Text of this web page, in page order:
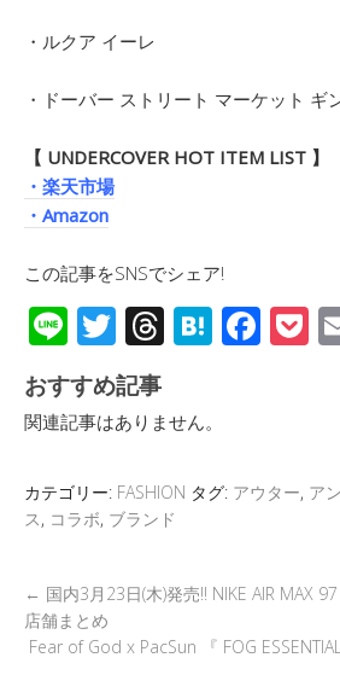
・ルクア イーレ
・ドーバー ストリート マーケット ギ
【 UNDERCOVER HOT ITEM LIST 】
・楽天市場
・Amazon
この記事をSNSでシェア!
Li
n
e
T
wi
tt
er
T
hr
e
a
d
s
H
at
a
F
ac
o
o
P
o
おすすめ記事
関連記事はありません。
カテゴリー: FASHION タグ: アウター, ア
ス, コラボ, ブランド
← 国内3月23日(木)発売!! NIKE AIR MAX
店舗まとめ
Fear of God x PacSun 『 FOG